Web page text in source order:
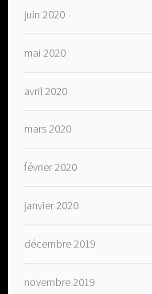
juin 2020
mai 2020
avril 2020
mars 2020
février 2020
janvier 2020
décembre 2019
novembre 2019